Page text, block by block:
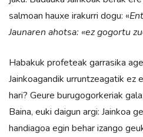
salmoan hauxe irakurri dogu: «
Jaunaren ahotsa: «ez gogortu
Habakuk profeteak garrasika
Jainkoagandik urruntzeagatik ez
hari? Geure burugogorkeriak
Baina, euki daigun argi: Jainkoa
handiagoa egin behar izango